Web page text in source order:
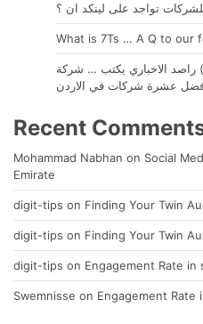
تواجد على لينكد ان ؟
What is 7Ts … A Q to our
راصد الاخباري يكتب … شركة (Digital Tips) تحصد تصنيف كاحدى
عشرة شركات في الاردن
Recent
Mohammad Nabhan on Social
Emirate
digit-tips on Finding Your Twin
digit-tips on Finding Your Twin
digit-tips on Engagement Rate in
Swemnisse on Engagement Rate